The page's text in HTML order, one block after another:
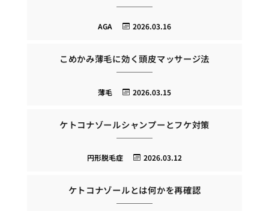
2026.03.16
AGA
こめかみ薄毛に効く頭皮マッサージ法
2026.03.15
薄毛
ケトコナゾールシャンプーとフケ対策
2026.03.12
円形脱毛症
ケトコナゾールとは何かを再確認